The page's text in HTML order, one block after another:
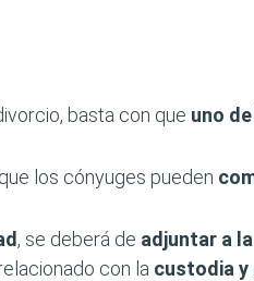
basta con que uno
los cónyuges pueden
, se deberá de adjuntar a
con la custodia y